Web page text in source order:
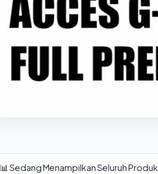
📊 Sedang Menampilkan Seluruh Produk